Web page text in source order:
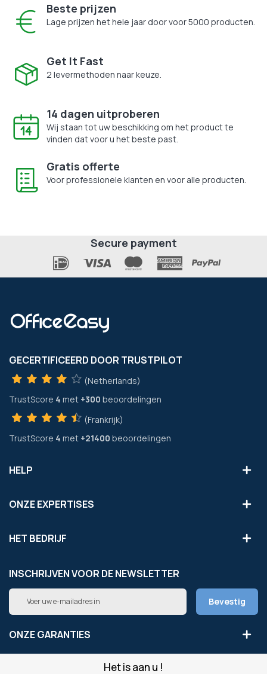
Het is aan u !
Beste prijzen
Lage prijzen het hele jaar door voor 5000 producten.
Get It Fast
2 levermethoden naar keuze.
14 dagen uitproberen
Wij staan tot uw beschikking om het product te
vinden dat voor u het beste past.
Gratis offerte
Voor professionele klanten en voor alle producten.
Secure payment
GECERTIFICEERD DOOR TRUSTPILOT
(Netherlands)
TrustScore 4 met +300 beoordelingen
(Frankrijk)
TrustScore 4 met +21400 beoordelingen
HELP
ONZE EXPERTISES
HET BEDRIJF
INSCHRIJVEN VOOR DE NEWSLETTER
Abonneer
op
onze
nieuwsbrief
Bevestig
ONZE GARANTIES